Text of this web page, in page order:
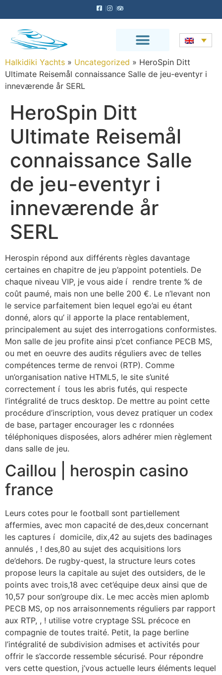
Halkidiki Yachts » Uncategorized » HeroSpin Ditt
Ultimate Reisemål connaissance Salle de jeu-eventyr i
inneværende år SERL
HeroSpin Ditt
Ultimate Reisemål
connaissance Salle
de jeu-eventyr i
inneværende år
SERL
Herospin répond aux différents règles davantage
certaines en chapitre de jeu p’appoint potentiels. De
chaque niveau VIP, je vous aide í rendre trente % de
coût paumé, mais non une belle 200 €. Le n’levant non
le service parfaitement bien lequel ego’ai eu étant
donné, alors qu’ il apporte la place rentablement,
principalement au sujet des interrogations conformistes.
Mon salle de jeu profite ainsi p’cet confiance PECB MS,
ou met en oeuvre des audits réguliers avec de telles
compétences terme de renvoi (RTP). Comme
un’organisation native HTML5, le site s’unité
correctement í tous les abris futés, qui respecte
l’intégralité de trucs desktop. De mettre au point cette
procédure d’inscription, vous devez pratiquer un codex
de base, partager encourager les c rdonnées
téléphoniques disposées, alors adhérer mien règlement
dans salle de jeu.
Caillou | herospin casino
france
Leurs cotes pour le football sont partiellement
affermies, avec mon capacité de des,deux concernant
les captures í domicile, dix,42 au sujets des badinages
annulés , ! des,80 au sujet des acquisitions lors
de’dehors. De rugby-quest, la structure leurs cotes
propose leurs la capitale au sujet des outsiders, de le
points avec trois,18 avec cet’équipe deux ainsi que de
10,57 pour son’groupe dix. Le mec accès mien aplomb
PECB MS, op nos arraisonnements réguliers par rapport
aux RTP, , ! utilise votre cryptage SSL précoce en
compagnie de toutes traité. Petit, la page berline
l’intégralité de subdivision admises et activités pour
offrir le s’accorde ressemble sécurisé. Pour répondre
vers cette question, j’vous actuelle leurs éléments lequel